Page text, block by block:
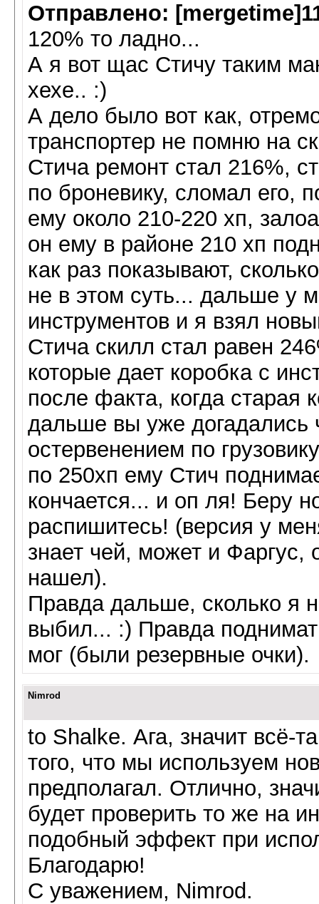
Отправлено:
120% то ладно...
А я вот щас Стичу таким
хехе.. :)
А дело было вот как,
транспортер не помню на
Стича ремонт стал 216%,
по броневику, сломал его,
ему около 210-220 хп,
он ему в районе 210 хп
как раз показывают,
не в этом суть... дальше у
инструментов и я взял
Стича скилл стал равен
которые дает коробка с
после факта, когда старая
дальше вы уже догадались
остервенением по
по 250хп ему Стич
кончается... и оп ля! Беру
распишитесь! (версия у
знает чей, может и Фаргус,
нашел).
Правда дальше, сколько я
выбил... :) Правда
мог (были резервные очки).
Nimrod
to Shalke. Ага, значит всё-
того, что мы используем
предполагал. Отлично,
будет проверить то же на
подобный эффект при
Благодарю!
С уважением, Nimrod.